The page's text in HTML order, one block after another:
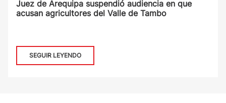
Juez de Arequipa suspendió audiencia en que
acusan agricultores del Valle de Tambo
SEGUIR LEYENDO